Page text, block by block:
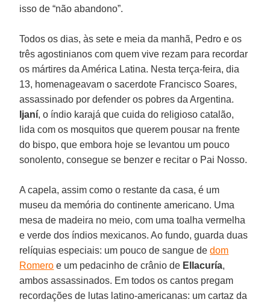
isso de “não abandono”.
Todos os dias, às sete e meia da manhã, Pedro e os
três agostinianos com quem vive rezam para recordar
os mártires da América Latina. Nesta terça-feira, dia
13, homenageavam o sacerdote Francisco Soares,
assassinado por defender os pobres da Argentina.
Ijaní, o índio karajá que cuida do religioso catalão,
lida com os mosquitos que querem pousar na frente
do bispo, que embora hoje se levantou um pouco
sonolento, consegue se benzer e recitar o Pai Nosso.
A capela, assim como o restante da casa, é um
museu da memória do continente americano. Uma
mesa de madeira no meio, com uma toalha vermelha
e verde dos índios mexicanos. Ao fundo, guarda duas
relíquias especiais: um pouco de sangue dedom
Romero e um pedacinho de crânio de Ellacuría,
ambos assassinados. Em todos os cantos pregam
recordações de lutas latino-americanas: um cartaz da